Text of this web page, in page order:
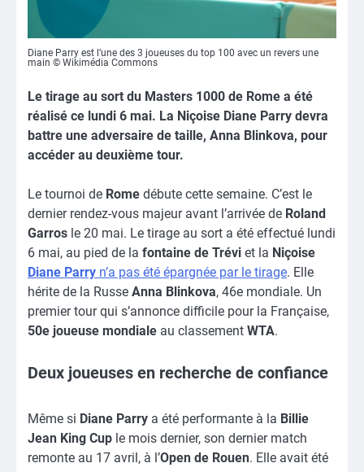
Diane Parry est l’une des 3 joueuses du top 100 avec un revers une
main © Wikimédia Commons
Le tirage au sort du Masters 1000 de Rome a été
réalisé ce lundi 6 mai. La Niçoise Diane Parry devra
battre une adversaire de taille, Anna Blinkova, pour
accéder au deuxième tour.
Le tournoi de Rome débute cette semaine. C’est le
dernier rendez-vous majeur avant l’arrivée de Roland
Garros le 20 mai. Le tirage au sort a été effectué lundi
6 mai, au pied de la fontaine de Trévi et la Niçoise
Diane Parry n’a pas été épargnée par le tirage. Elle
hérite de la Russe Anna Blinkova, 46e mondiale. Un
premier tour qui s’annonce difficile pour la Française,
50e joueuse mondiale au classement WTA.
Deux joueuses en recherche de confiance
Même si Diane Parry a été performante à la Billie
Jean King Cup le mois dernier, son dernier match
remonte au 17 avril, à l’Open de Rouen. Elle avait été